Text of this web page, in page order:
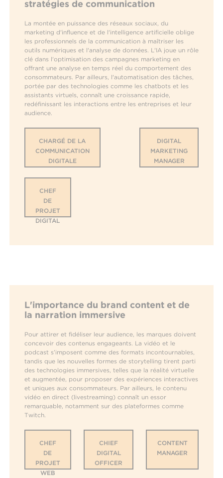
stratégies de communication
La montée en puissance des réseaux sociaux, du
marketing d'influence et de l'intelligence artificielle oblige
les professionnels de la communication à maîtriser les
outils numériques et l'analyse de données. L'IA joue un rôle
clé dans l'optimisation des campagnes marketing en
offrant une analyse en temps réel du comportement des
consommateurs. Par ailleurs, l'automatisation des tâches,
portée par des technologies comme les chatbots et les
assistants virtuels, connaît une croissance rapide,
redéfinissant les interactions entre les entreprises et leur
audience.
CHARGÉ DE LA
COMMUNICATION
DIGITALE
DIGITAL
MARKETING
MANAGER
CHEF
DE
PROJET
DIGITAL
L'importance du brand content et de
la narration immersive
Pour attirer et fidéliser leur audience, les marques doivent
concevoir des contenus engageants. La vidéo et le
podcast s’imposent comme des formats incontournables,
tandis que les nouvelles formes de storytelling tirent parti
des technologies immersives, telles que la réalité virtuelle
et augmentée, pour proposer des expériences interactives
et uniques aux consommateurs. Par ailleurs, le contenu
vidéo en direct (livestreaming) connaît un essor
remarquable, notamment sur des plateformes comme
Twitch.
CHEF
DE
PROJET
WEB
CHIEF
DIGITAL
OFFICER
CONTENT
MANAGER